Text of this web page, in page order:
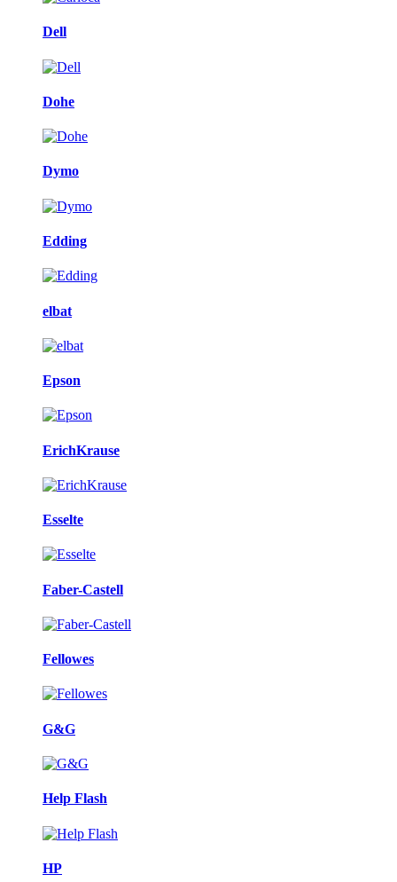
Dell
Dohe
Dymo
Edding
elbat
Epson
ErichKrause
Esselte
Faber-Castell
Fellowes
G&G
Help Flash
HP